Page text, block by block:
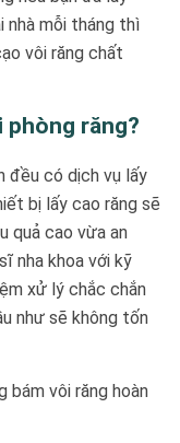
nhà mỗi tháng thì
vôi răng chất
phòng răng?
đều có dịch vụ lấy
bị lấy cao răng sẽ
quả cao vừa an
nha khoa với kỹ
xử lý chắc chắn
như sẽ không tốn
bám vôi răng hoàn